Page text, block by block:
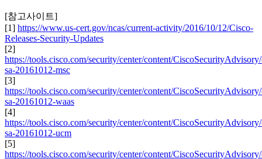
[참고사이트]
[1] https://www.us-cert.gov/ncas/current-activity/2016/10/12/Cisco-
Releases-Security-Updates
[2]
https://tools.cisco.com/security/center/content/
sa-20161012-msc
[3]
https://tools.cisco.com/security/center/content/
sa-20161012-waas
[4]
https://tools.cisco.com/security/center/content/
sa-20161012-ucm
[5]
https://tools.cisco.com/security/center/content/